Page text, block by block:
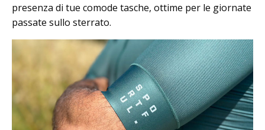
presenza di tue comode tasche, ottime per le giornate
passate sullo sterrato.